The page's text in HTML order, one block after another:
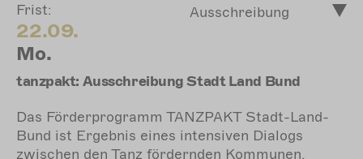
Frist:
22.09.
Mo.
Ausschreibung
tanzpakt: Ausschreibung Stadt Land Bund
Das Förderprogramm TANZPAKT Stadt-Land-
Bund ist Ergebnis eines intensiven Dialogs
zwischen den Tanz fördernden Kommunen,